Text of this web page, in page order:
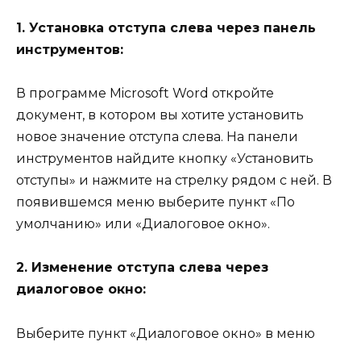
1. Установка отступа слева через панель
инструментов:
В программе Microsoft Word откройте
документ, в котором вы хотите установить
новое значение отступа слева. На панели
инструментов найдите кнопку «Установить
отступы» и нажмите на стрелку рядом с ней. В
появившемся меню выберите пункт «По
умолчанию» или «Диалоговое окно».
2. Изменение отступа слева через
диалоговое окно:
Выберите пункт «Диалоговое окно» в меню